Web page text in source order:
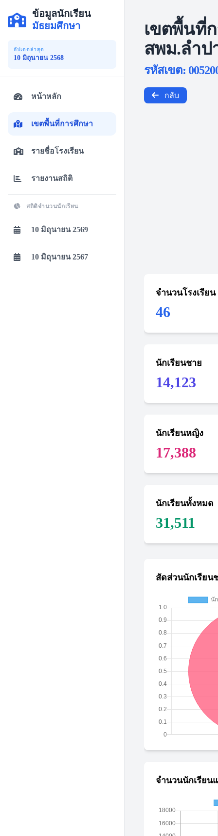
เขตพื้นที่
สพม.ลำป
รหัสเขต:
กลับ
จำนวนโรงเรียน
46
นักเรียนชาย
14,123
นักเรียนหญิง
17,388
นักเรียนทั้งหมด
31,511
สัดส่วนนักเรียน
จำนวนนักเรียน
ข้อมูลนักเรียน
มัธยมศึกษา
อัปเดตล่าสุด
10 มิถุนายน 2568
หน้าหลัก
เขตพื้นที่การศึกษา
รายชื่อโรงเรียน
รายงานสถิติ
สถิติจำนวนนักเรียน
10 มิถุนายน 2569
10 มิถุนายน 2567